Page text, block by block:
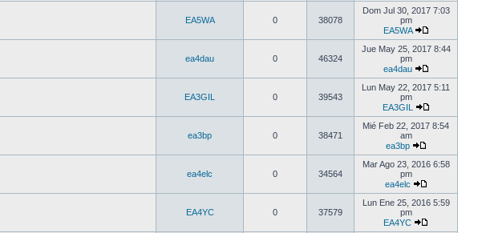
EA5WA 0 38078
Dom Jul 30, 2017 7:03
pm
EA5WA
ea4dau 0 46324
Jue May 25, 2017 8:44
pm
ea4dau
EA3GIL 0 39543
Lun May 22, 2017 5:11
pm
EA3GIL
ea3bp 0 38471
Mié Feb 22, 2017 8:54
am
ea3bp
ea4elc 0 34564
Mar Ago 23, 2016 6:58
pm
ea4elc
EA4YC 0 37579
Lun Ene 25, 2016 5:59
pm
EA4YC